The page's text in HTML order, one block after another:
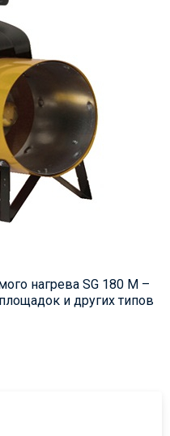
нагрева SG 180 M –
и других типов